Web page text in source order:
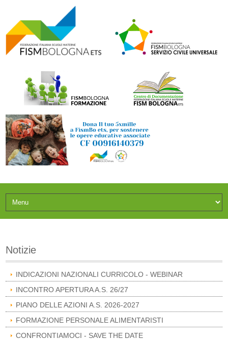
Notizie
INDICAZIONI NAZIONALI CURRICOLO - WEBINAR
INCONTRO APERTURA A.S. 26/27
PIANO DELLE AZIONI A.S. 2026-2027
FORMAZIONE PERSONALE ALIMENTARISTI
CONFRONTIAMOCI - SAVE THE DATE